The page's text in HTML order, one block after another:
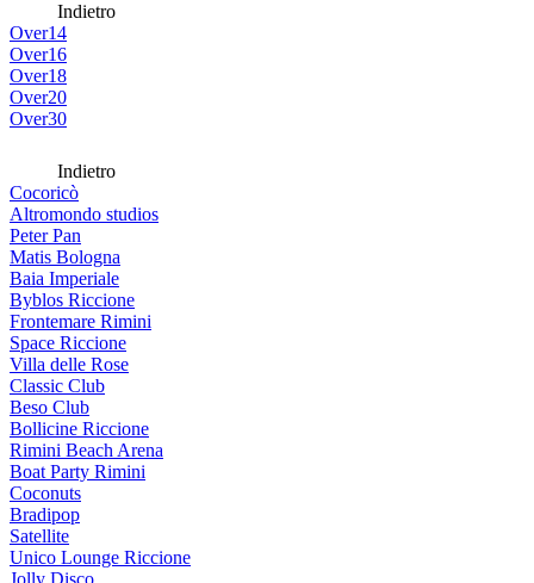
Indietro
Over14
Over16
Over18
Over20
Over30
Indietro
Cocoricò
Altromondo studios
Peter Pan
Matis Bologna
Baia Imperiale
Byblos Riccione
Frontemare Rimini
Space Riccione
Villa delle Rose
Classic Club
Beso Club
Bollicine Riccione
Rimini Beach Arena
Boat Party Rimini
Coconuts
Bradipop
Satellite
Unico Lounge Riccione
Jolly Disco